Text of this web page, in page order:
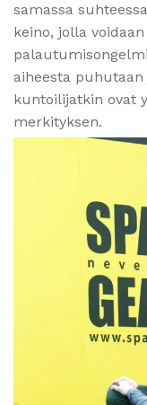
samassa
keino, jolla
aiheesta
kuntoilijatkin ovat
merkityksen.